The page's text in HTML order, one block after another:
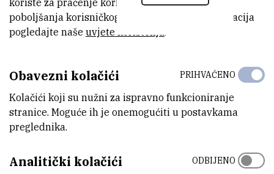
2009
TIJELO KOJE JE FINANCIRALO NABAVKU OPREME
VANJSKI LINK ZA KAPITALNU OPREMU
Vidi na croris.hr
KARAKTERISTIKE
poboljšanja korisničkog iskustva. Za više informacija
pogledajte naše uvjete korištenja
Obavezni kolačići
Kolačići koji su nužni za ispravno funkcioniranje
stranice. Moguće ih je onemogućiti u postavkama
preglednika.
PRIHVAĆENO
Analitički kolačići ODBIJENO